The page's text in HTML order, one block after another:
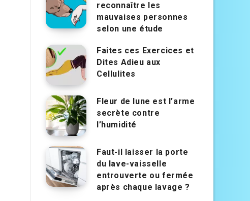
reconnaître les
mauvaises personnes
selon une étude
Faites ces Exercices et
Dites Adieu aux
Cellulites
Fleur de lune est l’arme
secrète contre
l’humidité
Faut-il laisser la porte
du lave-vaisselle
entrouverte ou fermée
après chaque lavage ?